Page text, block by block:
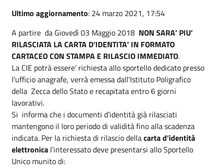
Ultimo aggiornamento: 24 marzo 2021, 17:54
A partire da Giovedì 03 Maggio 2018 NON SARA’ PIU’
RILASCIATA LA CARTA D’IDENTITA’ IN FORMATO
CARTACEO CON STAMPA E RILASCIO IMMEDIATO.
La CIE potrà essere’ richiesta allo sportello dedicato presso
l'ufficio anagrafe, verrà emessa dall'Istituto Poligrafico
della Zecca dello Stato e recapitata entro 6 giorni
lavorativi.
Si informa che i documenti d’identità già rilasciati
mantengono il loro periodo di validità fino alla scadenza
indicata. Per la richiesta di rilascio dellacarta d’identità
elettronica l’interessato deve presentarsi allo Sportello
Unico munito di: